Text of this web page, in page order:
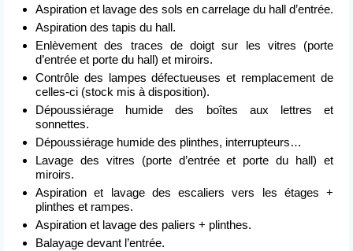
de nettoyage
Devis
gratuit
Contact
Aspiration et lavage des sols en carrelage du hall d’entrée.
Aspiration des tapis du hall.
Enlèvement des traces de doigt sur les vitres (porte
d’entrée et porte du hall) et miroirs.
Contrôle des lampes défectueuses et remplacement de
celles-ci (stock mis à disposition).
Dépoussiérage humide des boîtes aux lettres et
sonnettes.
Dépoussiérage humide des plinthes, interrupteurs…
Lavage des vitres (porte d’entrée et porte du hall) et
miroirs.
Aspiration et lavage des escaliers vers les étages +
plinthes et rampes.
Aspiration et lavage des paliers + plinthes.
Balayage devant l’entrée.